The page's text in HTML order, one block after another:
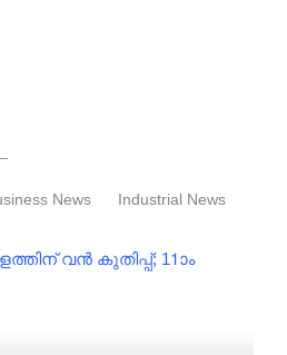
News Industrial News